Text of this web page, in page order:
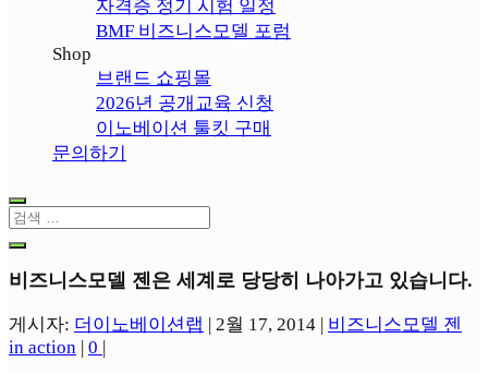
자격증 정기 시험 일정
BMF 비즈니스모델 포럼
Shop
브랜드 쇼핑몰
2026년 공개교육 신청
이노베이션 툴킷 구매
문의하기
비즈니스모델 젠은 세계로 당당히 나아가고 있습니다.
게시자: 더이노베이션랩 | 2월 17, 2014 | 비즈니스모델 젠
in action | 0 |